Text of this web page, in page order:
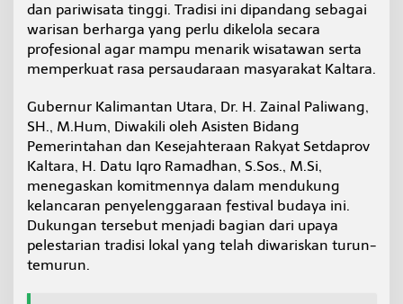
b
a
g
a
W
a
r
i
s
a
n
B
u
dan pariwisata tinggi. Tradisi ini dipandang sebagai
warisan berharga yang perlu dikelola secara
profesional agar mampu menarik wisatawan serta
memperkuat rasa persaudaraan masyarakat Kaltara.
Gubernur Kalimantan Utara, Dr. H. Zainal Paliwang,
SH., M.Hum, Diwakili oleh Asisten Bidang
Pemerintahan dan Kesejahteraan Rakyat Setdaprov
Kaltara, H. Datu Iqro Ramadhan, S.Sos., M.Si,
menegaskan komitmennya dalam mendukung
kelancaran penyelenggaraan festival budaya ini.
Dukungan tersebut menjadi bagian dari upaya
pelestarian tradisi lokal yang telah diwariskan turun-
temurun.